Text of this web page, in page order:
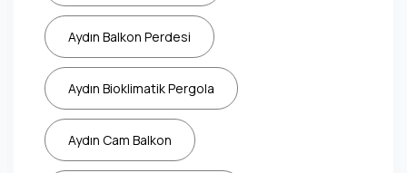
Aydın Balkon Perdesi
Aydın Bioklimatik Pergola
Aydın Cam Balkon